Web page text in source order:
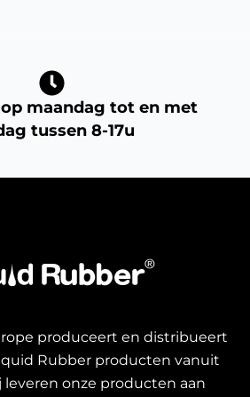
maandag tot en met
tussen 8-17u
produceert en distribueert
Rubber producten vanuit
leveren onze producten aan